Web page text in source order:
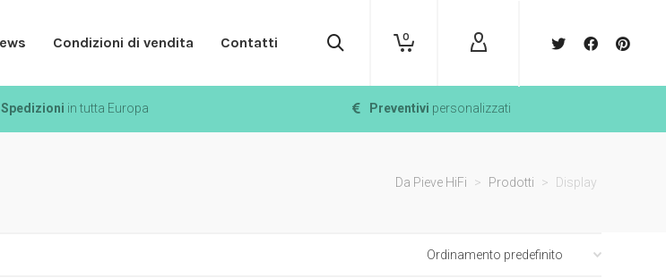
Condizioni di vendita Contatti 0
Spedizioni in tutta Europa Preventivi personalizzati
Da Pieve HiFi > Prodotti > Display